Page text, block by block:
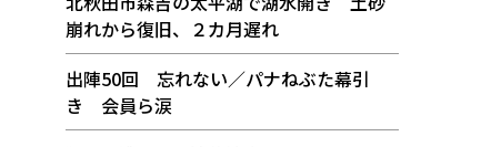
崩れから復旧、２カ月遅れ
出陣50回 忘れない／パナねぶた幕引
き 会員ら涙